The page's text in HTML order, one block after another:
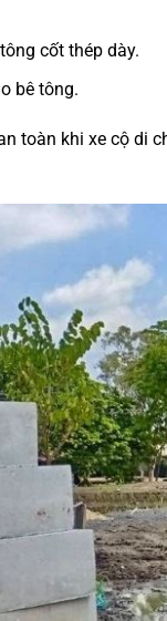
cốt thép dày.
bê tông.
toàn khi xe cộ di